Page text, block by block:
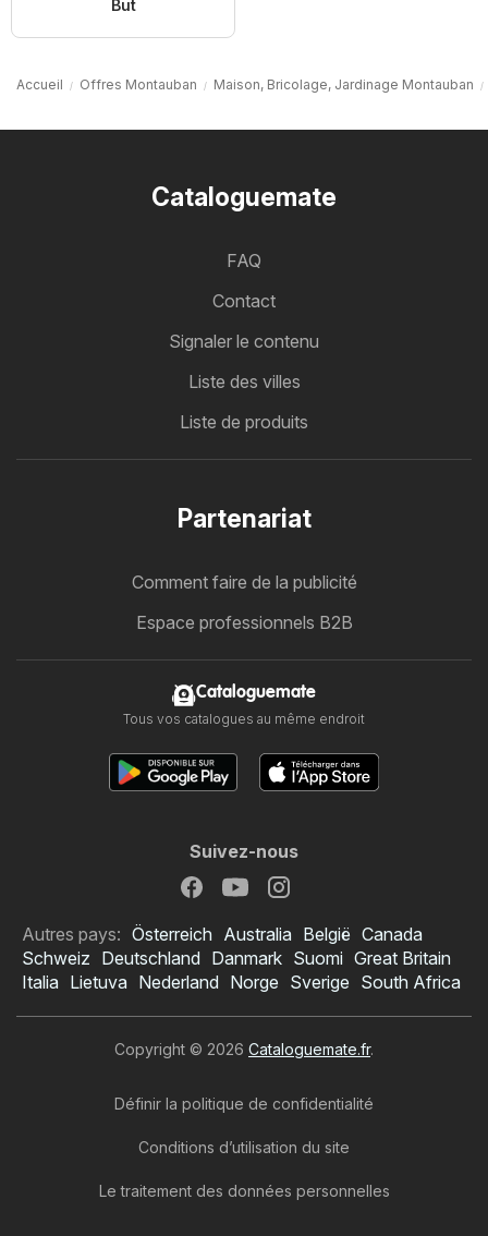
But
Accueil Offres Montauban Maison, Bricolage, Jardinage Montauban
Cataloguemate
FAQ
Contact
Signaler le contenu
Liste des villes
Liste de produits
Partenariat
Comment faire de la publicité
Espace professionnels B2B
Cataloguemate
Tous vos catalogues au même endroit
Suivez-nous
Autres pays: Österreich Australia België Canada
Schweiz Deutschland Danmark Suomi Great Britain
Italia Lietuva Nederland Norge Sverige South Africa
Copyright © 2026 Cataloguemate.fr.
Définir la politique de confidentialité
Conditions d’utilisation du site
Le traitement des données personnelles